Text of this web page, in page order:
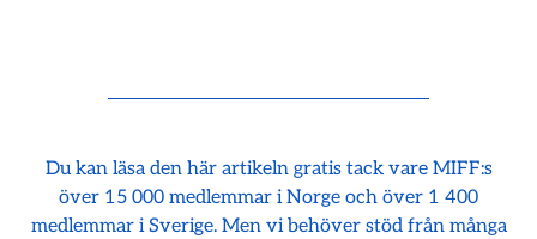
Du kan läsa den här artikeln gratis tack vare MIFF:s
över 15 000 medlemmar i Norge och över 1 400
medlemmar i Sverige. Men vi behöver stöd från många